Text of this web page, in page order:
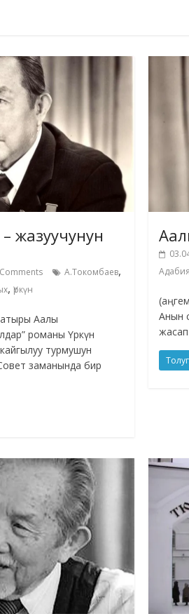
жазуучунун
А.Токомбаев,
, Үркүн
Аалы
романы Үркүн
турмушун
заманында бир
Анын